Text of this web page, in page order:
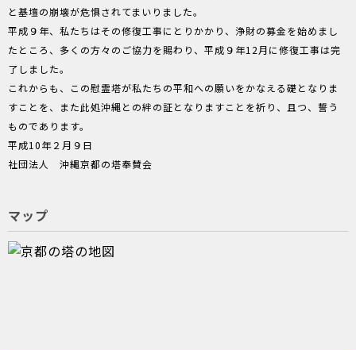
と基壇の崩壊が危惧されてまいりました。
平成９年、私たちはその修復工事にとりかかり、浄財の募金を始めまし
たところ、多くの方々のご協力を賜わり、平成９年12月に修復工事は完
了しました。
これからも、この慰霊塔が私たちの平和への願いをかなえる礎となりま
すことを、また此処沖縄との絆の証となりますことを祈り、且つ、誓う
ものであります。
平成10年２月９日
社団法人 沖縄京都の塔奉賛会
マップ